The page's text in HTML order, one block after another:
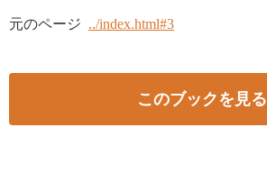
元のページ ../index.html#3
このブックを見る